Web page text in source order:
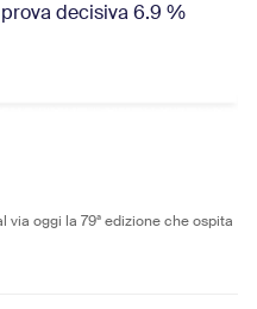
prova decisiva 6.9 %
via oggi la 79ª edizione che ospita